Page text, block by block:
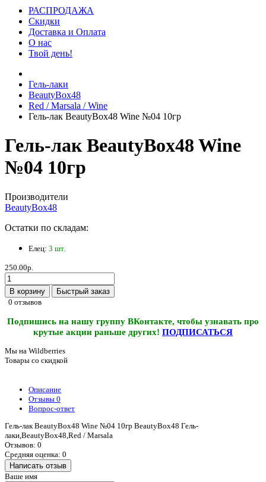
РАСПРОДАЖА
Скидки
Доставка и Оплата
О нас
Твой день!
Гель-лаки
BeautyBox48
Red / Marsala / Wine
Гель-лак BeautyBox48 Wine №04 10гр
Гель-лак BeautyBox48 Wine
№04 10гр
Производители
BeautyBox48
Остатки по складам:
Елец: 3 шт.
250.00р.
В корзину
Быстрый заказ
0 отзывов
Подпишись на нашу группу ВКонтакте, чтобы узнавать про
крутые акции раньше других! ПОДПИСАТЬСЯ
Мы на Wildberries
Товары со скидкой
Описание
Отзывы 0
Вопрос-ответ
Гель-лак BeautyBox48 Wine №04 10гр BeautyBox48 Гель-
лаки,BeautyBox48,Red / Marsala
Отзывов: 0
Средняя оценка: 0
Написать отзыв
Ваше имя